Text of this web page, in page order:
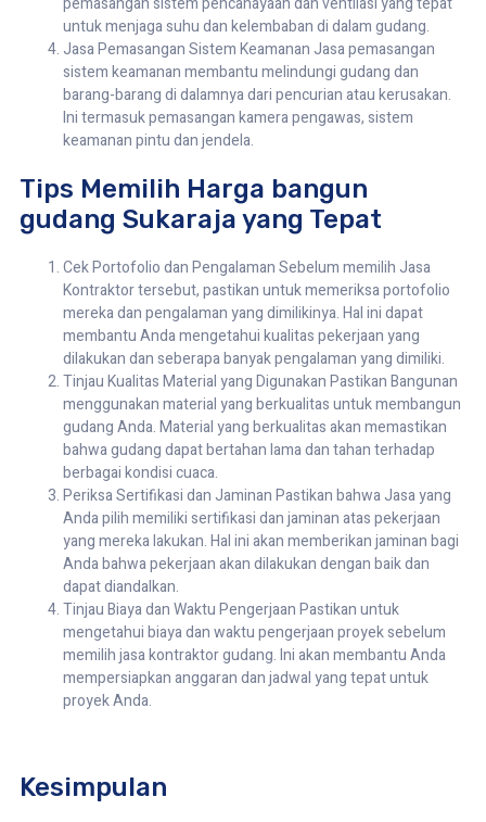
untuk menjaga suhu dan kelembaban di dalam gudang.
Jasa Pemasangan Sistem Keamanan Jasa pemasangan
sistem keamanan membantu melindungi gudang dan
barang-barang di dalamnya dari pencurian atau kerusakan.
Ini termasuk pemasangan kamera pengawas, sistem
keamanan pintu dan jendela.
Tips Memilih Harga bangun
gudang Sukaraja yang Tepat
Cek Portofolio dan Pengalaman Sebelum memilih Jasa
Kontraktor tersebut, pastikan untuk memeriksa portofolio
mereka dan pengalaman yang dimilikinya. Hal ini dapat
membantu Anda mengetahui kualitas pekerjaan yang
dilakukan dan seberapa banyak pengalaman yang dimiliki.
Tinjau Kualitas Material yang Digunakan Pastikan Bangunan
menggunakan material yang berkualitas untuk membangun
gudang Anda. Material yang berkualitas akan memastikan
bahwa gudang dapat bertahan lama dan tahan terhadap
berbagai kondisi cuaca.
Periksa Sertifikasi dan Jaminan Pastikan bahwa Jasa yang
Anda pilih memiliki sertifikasi dan jaminan atas pekerjaan
yang mereka lakukan. Hal ini akan memberikan jaminan bagi
Anda bahwa pekerjaan akan dilakukan dengan baik dan
dapat diandalkan.
Tinjau Biaya dan Waktu Pengerjaan Pastikan untuk
mengetahui biaya dan waktu pengerjaan proyek sebelum
memilih jasa kontraktor gudang. Ini akan membantu Anda
mempersiapkan anggaran dan jadwal yang tepat untuk
proyek Anda.
Kesimpulan